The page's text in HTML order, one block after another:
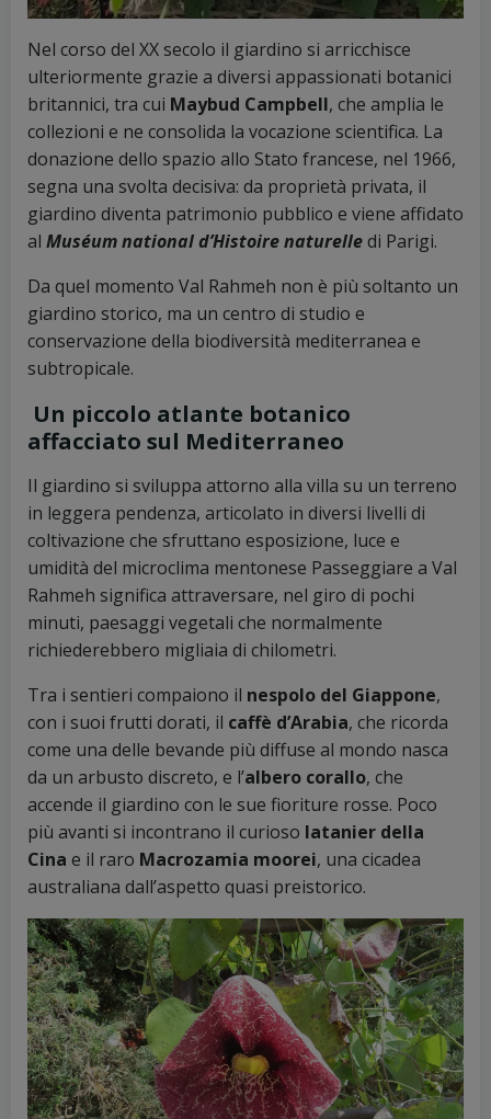
Nel corso del XX secolo il giardino si arricchisce
ulteriormente grazie a diversi appassionati botanici
britannici, tra cui Maybud Campbell, che amplia le
collezioni e ne consolida la vocazione scientifica. La
donazione dello spazio allo Stato francese, nel 1966,
segna una svolta decisiva: da proprietà privata, il
giardino diventa patrimonio pubblico e viene affidato
al Muséum national d’Histoire naturelledi Parigi.
Da quel momento Val Rahmeh non è più soltanto un
giardino storico, ma un centro di studio e
conservazione della biodiversità mediterranea e
subtropicale.
Un piccolo atlante botanico
affacciato sul Mediterraneo
Il giardino si sviluppa attorno alla villa su un terreno
in leggera pendenza, articolato in diversi livelli di
coltivazione che sfruttano esposizione, luce e
umidità del microclima mentonese Passeggiare a Val
Rahmeh significa attraversare, nel giro di pochi
minuti, paesaggi vegetali che normalmente
richiederebbero migliaia di chilometri.
Tra i sentieri compaiono il nespolo del Giappone,
con i suoi frutti dorati, il caffè d’Arabia, che ricorda
come una delle bevande più diffuse al mondo nasca
da un arbusto discreto, e l’albero corallo, che
accende il giardino con le sue fioriture rosse. Poco
più avanti si incontrano il curioso latanier della
Cina e il raro Macrozamia moorei, una cicadea
australiana dall’aspetto quasi preistorico.